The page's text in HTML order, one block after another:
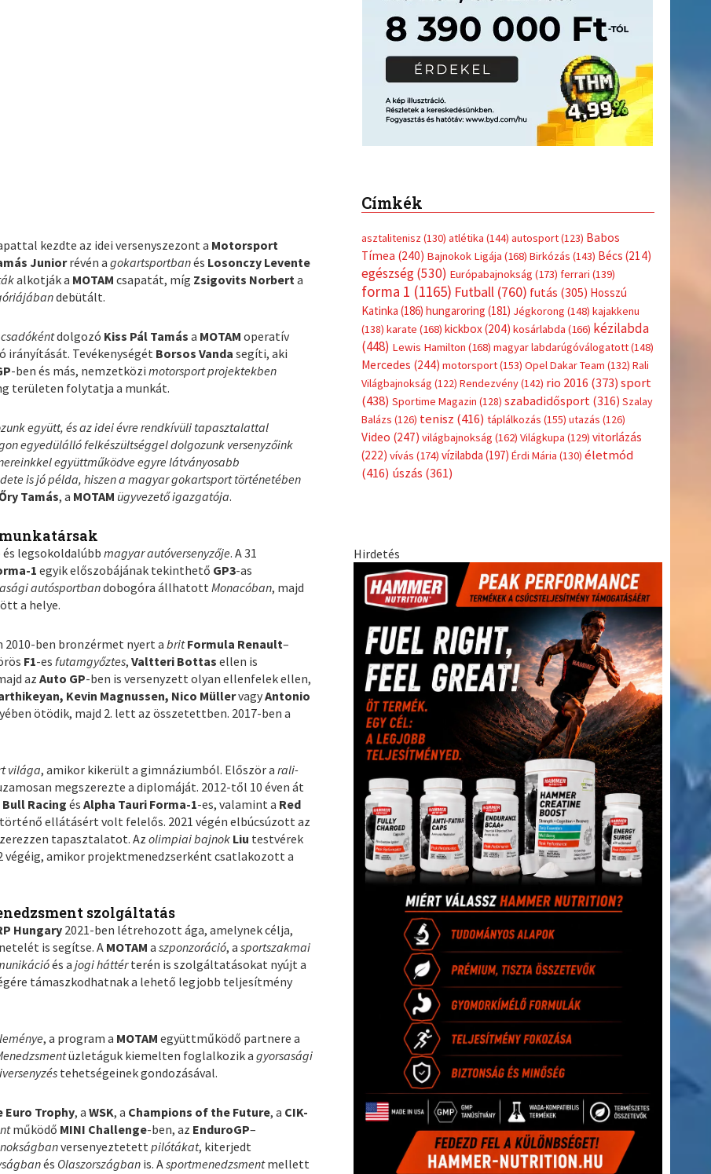
kezdte az idei versenyszezont a Motorsport
Juniorrévén agokartsportbanés Losonczy Levente
alkotják a MOTAMcsapatát, míg Zsigovits Norberta
debütált.
dolgozó Kiss Pál Tamás a MOTAMoperatív
Tevékenységét Borsos Vanda segíti, aki
-ben és más, nemzetközimotorsport projektekben
területen folytatja a munkát.
együtt, és az idei évre rendkívüli tapasztalattal
egyedülálló felkészültséggel dolgozunk versenyzőink
együttműködve egyre látványosabb
is jó példa, hiszen a magyar gokartsport történetében
Tamás, a MOTAM ügyvezető igazgatója.
és legsokoldalúbbmagyar autóversenyzője. A 31
1egyik előszobájának tekinthető GP3-as
autósportbandobogóra állhatottMonacóban, majd
a helye.
2010-ben bronzérmet nyert abritFormula Renault–
F1-esfutamgyőztes,Valtteri Bottas ellen is
azAuto GP-ben is versenyzett olyan ellenfelek ellen,
Kevin Magnussen, Nico MüllervagyAntonio
ötödik, majd 2. lett az összetettben. 2017-ben a
világa, amikor kikerült a gimnáziumból. Először arali-
megszerezte a diplomáját. 2012-től 10 éven át
Bull Racing ésAlpha Tauri Forma-1-es, valamint a Red
ellátásért volt felelős. 2021 végén elbúcsúzott az
tapasztalatot. Azolimpiai bajnok Liu testvérek
amikor projektmenedzserként csatlakozott a
szolgáltatás
Hungary 2021-ben létrehozott ága, amelynek célja,
is segítse. A MOTAMaszponzoráció, asportszakmai
és ajogi háttérterén is szolgáltatásokat nyújt a
támaszkodhatnak a lehető legjobb teljesítmény
, a program a MOTAMegyüttműködő partnere a
üzletáguk kiemelten foglalkozik agyorsasági
tehetségeinek gondozásával.
Euro Trophy, aWSK, a Champions of the Future, a CIK-
működő MINI Challenge-ben, az EnduroGP–
versenyeztetettpilótákat, kiterjedt
és Olaszországban is. Asportmenedzsmentmellett
Címkék
asztalitenisz (130) atlétika (144) autosport(123) Babos
Tímea (240) Bajnokok Ligája (168) Birkózás (143) Bécs (214)
egészség(530) Európabajnokság (173) ferrari (139)
forma 1 (1165) Futball(760) futás (305) Hosszú
Katinka (186) hungaroring (181) Jégkorong (148) kajakkenu
(138) karate (168) kickbox(204) kosárlabda (166) kézilabda
(448) Lewis Hamilton (168) magyar labdarúgóválogatott(148)
Mercedes (244) motorsport(153) Opel Dakar Team (132) Rali
Világbajnokság (122) Rendezvény(142) rio 2016 (373) sport
(438) Sportime Magazin (128) szabadidősport (316) Szalay
Balázs (126) tenisz (416) táplálkozás (155) utazás (126)
Video (247) világbajnokság (162) Világkupa (129) vitorlázás
(222) vívás (174) vízilabda (197) Érdi Mária (130) életmód
(416) úszás (361)
Hirdetés